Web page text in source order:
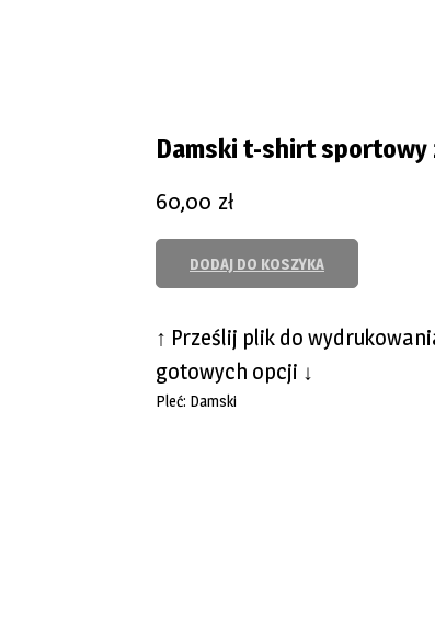
Damski t-shirt sportowy
60,00 zł
DODAJ DO KOSZYKA
↑ Prześlij plik do
gotowych opcji ↓
Pleć: Damski